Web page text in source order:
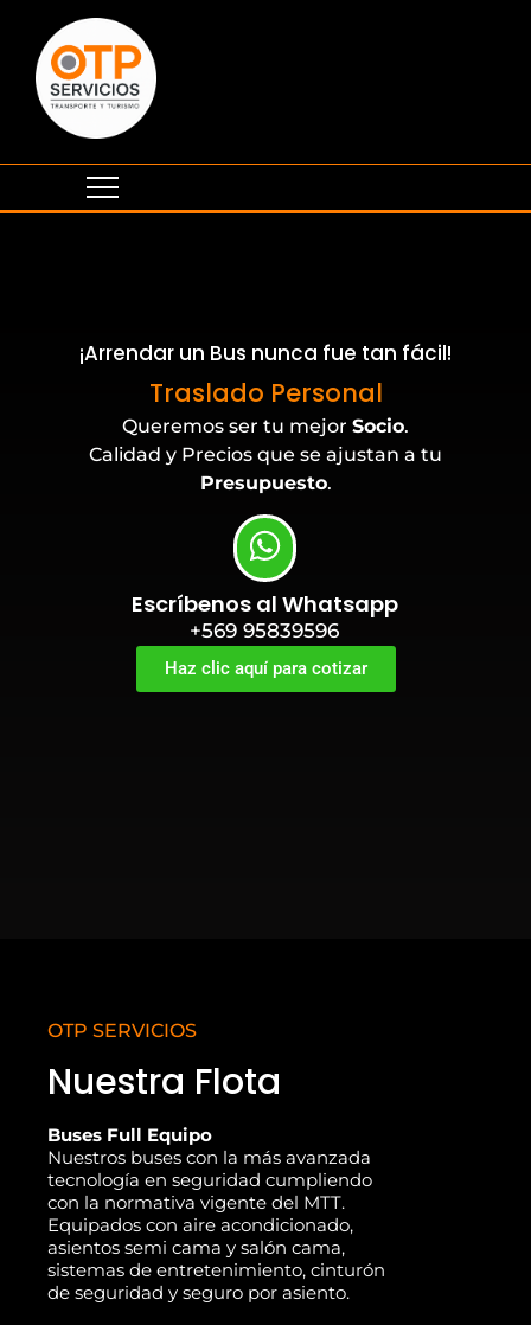
¡Arrendar un Bus nunca fue tan fácil!
Traslado Personal
Eventos Corporativos
Queremos ser tu mejor Socio.
Calidad y Precios que se ajustan a tu
Presupuesto.
Escríbenos al Whatsapp
+569 95839596
Haz clic aquí para cotizar
OTP SERVICIOS
Nuestra Flota
Buses Full Equipo
Nuestros buses con la más avanzada
tecnología en seguridad cumpliendo
con la normativa vigente del MTT.
Equipados con aire acondicionado,
asientos semi cama y salón cama,
sistemas de entretenimiento, cinturón
de seguridad y seguro por asiento.